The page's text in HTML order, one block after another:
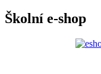
Školní e-shop